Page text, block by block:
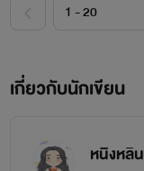
เกี่ยวกับนักเขียน
หนิงหลิน